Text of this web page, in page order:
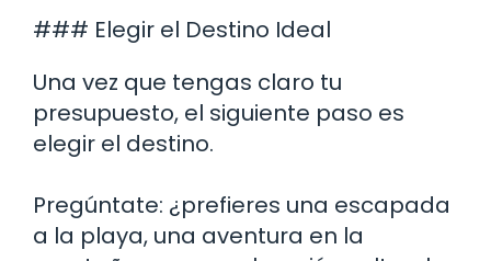
### Elegir el Destino Ideal
Una vez que tengas claro tu
presupuesto, el siguiente paso es
elegir el destino.
Pregúntate: ¿prefieres una escapada
a la playa, una aventura en la